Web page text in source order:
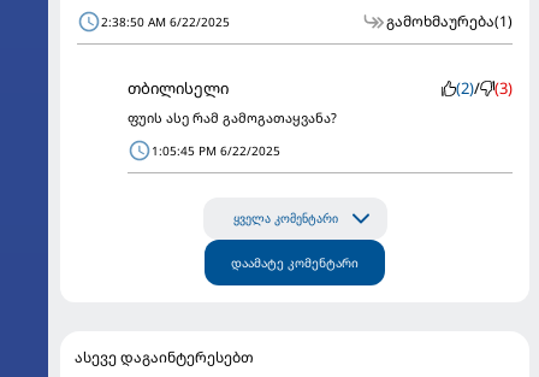
2:38:50 AM 6/22/2025 გამოხმაურება(1)
თბილისელი (2)/ (3)
ფუის ასე რამ გამოგათაყვანა?
1:05:45 PM 6/22/2025
ყველა კომენტარი
დაამატე კომენტარი
ასევე დაგაინტერესებთ